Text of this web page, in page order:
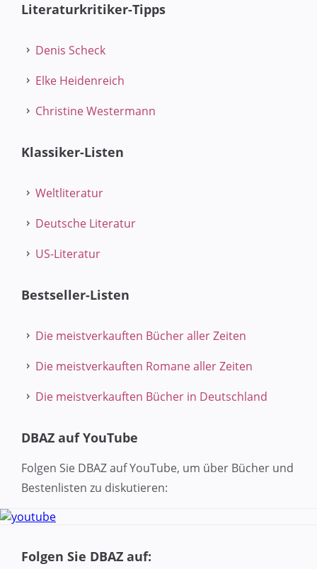
Literaturkritiker-Tipps
Denis Scheck
Elke Heidenreich
Christine Westermann
Klassiker-Listen
Weltliteratur
Deutsche Literatur
US-Literatur
Bestseller-Listen
Die meistverkauften Bücher aller Zeiten
Die meistverkauften Romane aller Zeiten
Die meistverkauften Bücher in Deutschland
DBAZ auf YouTube
Folgen Sie DBAZ auf YouTube, um über Bücher und
Bestenlisten zu diskutieren:
Folgen Sie DBAZ auf: